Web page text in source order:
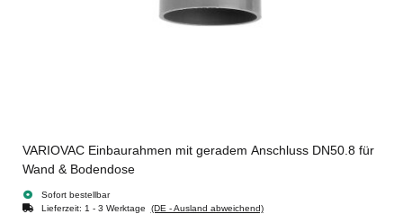
VARIOVAC Einbaurahmen mit geradem Anschluss DN50.8 für
Wand & Bodendose
Sofort bestellbar
Lieferzeit: 1 - 3 Werktage (DE - Ausland abweichend)